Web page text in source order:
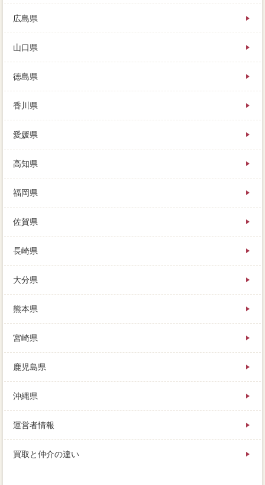
広島県
山口県
徳島県
香川県
愛媛県
高知県
福岡県
佐賀県
長崎県
大分県
熊本県
宮崎県
鹿児島県
沖縄県
運営者情報
買取と仲介の違い